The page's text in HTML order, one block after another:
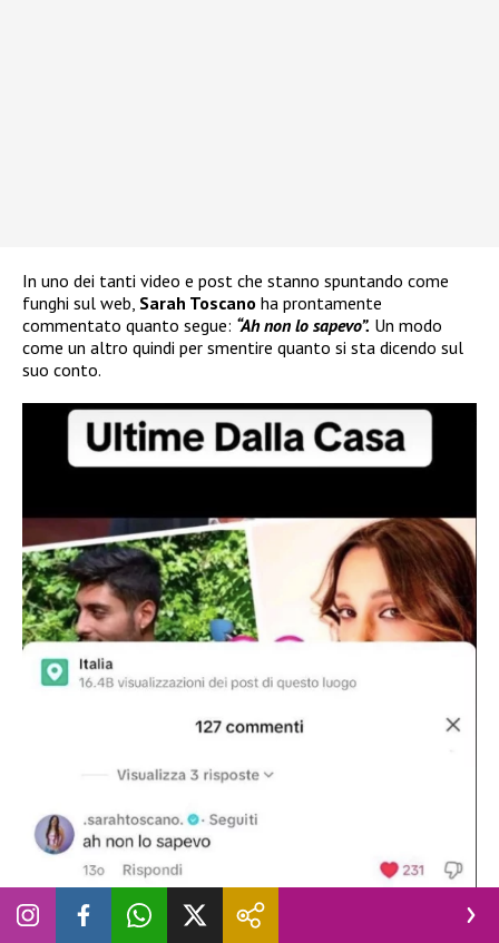
In uno dei tanti video e post che stanno spuntando come
funghi sul web, Sarah Toscano ha prontamente
commentato quanto segue: “Ah non lo sapevo”. Un modo
come un altro quindi per smentire quanto si sta dicendo sul
suo conto.
Il commento di Sarah Toscano sulla fake news